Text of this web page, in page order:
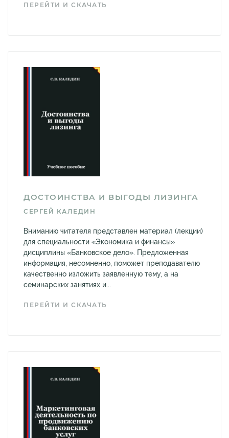
ПЕРЕЙТИ И СКАЧАТЬ
ДОСТОИНСТВА И ВЫГОДЫ ЛИЗИНГА
СЕРГЕЙ КАЛЕДИН
Вниманию читателя представлен материал (лекции)
для специальности «Экономика и финансы»
дисциплины «Банковское дело». Предложенная
информация, несомненно, поможет преподавателю
качественно изложить заявленную тему, а на
семинарских занятиях и...
ПЕРЕЙТИ И СКАЧАТЬ